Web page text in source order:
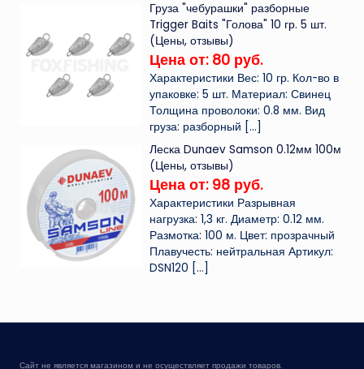
Груза "чебурашки" разборные
Trigger Baits "Голова" 10 гр. 5 шт.
(Цены, отзывы)
Цена от: 80 руб.
Характеристики Вес: 10 гр. Кол-во в
упаковке: 5 шт. Материал: Свинец
Толщина проволоки: 0.8 мм. Вид
груза: разборный […]
Леска Dunaev Samson 0.12мм 100м
(Цены, отзывы)
Цена от: 98 руб.
Характеристики Разрывная
нагрузка: 1,3 кг. Диаметр: 0.12 мм.
Размотка: 100 м. Цвет: прозрачный
Плавучесть: нейтральная Артикул:
DSN120 […]
Сайт не является магазином и не осуществляет продажи товаров.